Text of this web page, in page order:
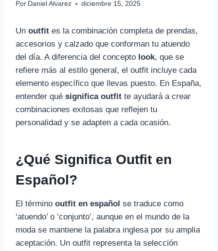
Por Daniel Alvarez diciembre 15, 2025
Un outfit es la combinación completa de prendas,
accesorios y calzado que conforman tu atuendo
del día. A diferencia del concepto look, que se
refiere más al estilo general, el outfit incluye cada
elemento específico que llevas puesto. En España,
entender qué significa outfit te ayudará a crear
combinaciones exitosas que reflejen tu
personalidad y se adapten a cada ocasión.
¿Qué Significa Outfit en
Español?
El término outfit en español se traduce como
‘atuendo’ o ‘conjunto’, aunque en el mundo de la
moda se mantiene la palabra inglesa por su amplia
aceptación. Un outfit representa la selección